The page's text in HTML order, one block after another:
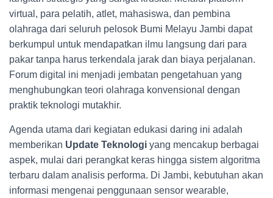
virtual, para pelatih, atlet, mahasiswa, dan pembina
olahraga dari seluruh pelosok Bumi Melayu Jambi dapat
berkumpul untuk mendapatkan ilmu langsung dari para
pakar tanpa harus terkendala jarak dan biaya perjalanan.
Forum digital ini menjadi jembatan pengetahuan yang
menghubungkan teori olahraga konvensional dengan
praktik teknologi mutakhir.
Agenda utama dari kegiatan edukasi daring ini adalah
memberikan Update Teknologi yang mencakup berbagai
aspek, mulai dari perangkat keras hingga sistem algoritma
terbaru dalam analisis performa. Di Jambi, kebutuhan akan
informasi mengenai penggunaan sensor wearable,